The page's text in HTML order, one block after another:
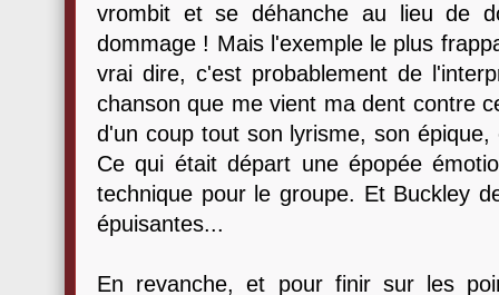
vrombit et se déhanche au lieu de
dommage ! Mais l'exemple le plus
vrai dire, c'est probablement de
chanson que me vient ma dent contre
d'un coup tout son lyrisme, son
Ce qui était départ une épopée
technique pour le groupe. Et Buckley
épuisantes...
En revanche, et pour finir sur les